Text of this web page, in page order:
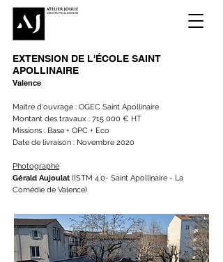
EXTENSION DE L'ÉCOLE SAINT
APOLLINAIRE
Valence
Maître d'ouvrage : OGEC Saint Apollinaire
Montant des travaux : 715 000 € HT
Missions : Base + OPC + Eco
Date de livraison : Novembre 2020
Photographe
Gérald Aujoulat (ISTM 4.0- Saint Apollinaire - La
Comédie de Valence)